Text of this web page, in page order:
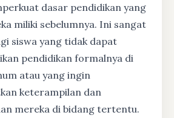
dasar pendidikan yang
miliki sebelumnya. Ini sangat
siswa yang tidak dapat
pendidikan formalnya di
atau yang ingin
keterampilan dan
mereka di bidang tertentu.